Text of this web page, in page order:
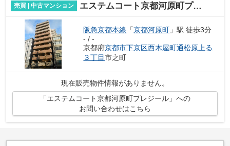
売買 | 中古マンション エステムコート京都河原町プレジール
阪急京都本線 「京都河原町 」駅 徒歩3分
- / -
京都府京都市下京区西木屋町通松原上る
３丁目市之町
現在販売物件情報がありません。
「エステムコート京都河原町プレジール」への
お問い合わせはこちら